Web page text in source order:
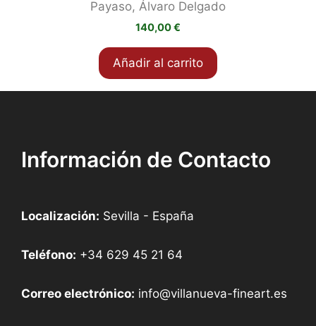
Payaso, Álvaro Delgado
140,00€
Añadir al carrito
Información de Contacto
Localización: Sevilla - España
Teléfono: +34 629 45 21 64
Correo electrónico: info@villanueva-fineart.es